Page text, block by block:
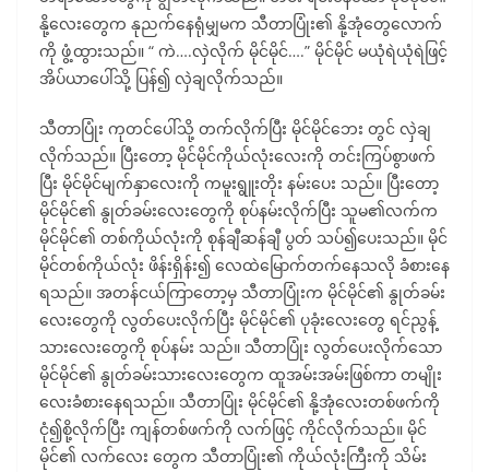
နို့လေးတွေက နုညက်နေရုံမျှမက သီတာပြုံး၏ နို့အုံတွေလောက်
ကို ဖွံ့ထွားသည်။ “ ကဲ….လှဲလိုက် မိုင်မိုင်….” မိုင်မိုင် မယုံရဲယုံရဲဖြင့်
အိပ်ယာပေါ်သို့ ပြန်၍ လှဲချလိုက်သည်။
သီတာပြုံး ကုတင်ပေါ်သို့ တက်လိုက်ပြီး မိုင်မိုင်ဘေး တွင် လှဲချ
လိုက်သည်။ ပြီးတော့ မိုင်မိုင်ကိုယ်လုံးလေးကို တင်းကြပ်စွာဖက်
ပြီး မိုင်မိုင်မျက်နှာလေးကို ကမူးရွူးတိုး နမ်းပေး သည်။ ပြီးတော့
မိုင်မိုင်၏ နွုတ်ခမ်းလေးတွေကို စုပ်နမ်းလိုက်ပြီး သူမ၏လက်က
မိုင်မိုင်၏ တစ်ကိုယ်လုံးကို စုန်ချီဆန်ချီ ပွတ် သပ်၍ပေးသည်။ မိုင်
မိုင်တစ်ကိုယ်လုံး ဖိန်းရှိန်း၍ လေထဲမြောက်တက်နေသလို ခံစားနေ
ရသည်။ အတန်ငယ်ကြာတော့မှ သီတာပြုံးက မိုင်မိုင်၏ နွုတ်ခမ်း
လေးတွေကို လွတ်ပေးလိုက်ပြီး မိုင်မိုင်၏ ပုခုံးလေးတွေ ရင်ညွန့်
သားလေးတွေကို စုပ်နမ်း သည်။ သီတာပြုံး လွတ်ပေးလိုက်သော
မိုင်မိုင်၏ နွုတ်ခမ်းသားလေးတွေက ထူအမ်းအမ်းဖြစ်ကာ တမျိုး
လေးခံစားနေရသည်။ သီတာပြုံး မိုင်မိုင်၏ နို့အုံလေးတစ်ဖက်ကို
ငုံ၍စို့လိုက်ပြီး ကျန်တစ်ဖက်ကို လက်ဖြင့် ကိုင်လိုက်သည်။ မိုင်
မိုင်၏ လက်လေး တွေက သီတာပြုံး၏ ကိုယ်လုံးကြီးကို သိမ်း